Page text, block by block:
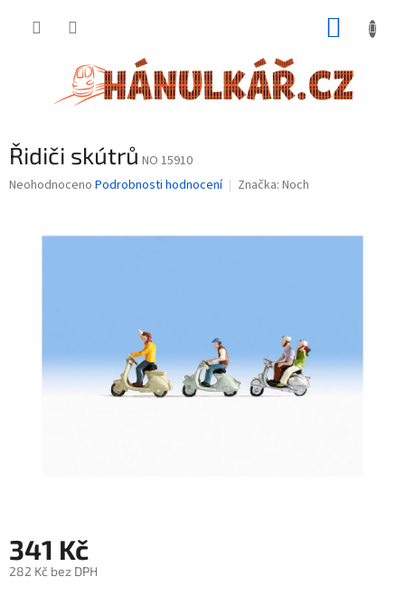
Řidiči skútrů NO 15910
Průměrné
Neohodnoceno Podrobnosti hodnocení Značka: Noch
341 Kč
282 Kč bez DPH